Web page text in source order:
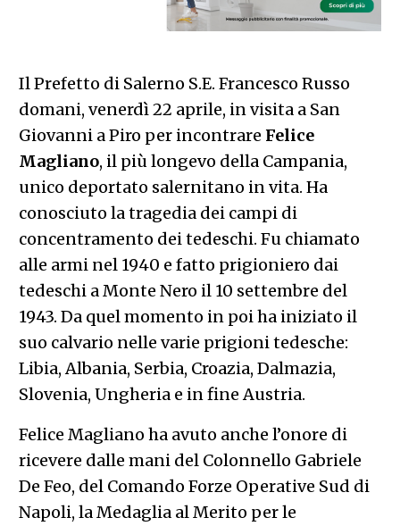
Il Prefetto di Salerno S.E. Francesco Russo
domani, venerdì 22 aprile, in visita a San
Giovanni a Piro per incontrare Felice
Magliano, il più longevo della Campania,
unico deportato salernitano in vita. Ha
conosciuto la tragedia dei campi di
concentramento dei tedeschi. Fu chiamato
alle armi nel 1940 e fatto prigioniero dai
tedeschi a Monte Nero il 10 settembre del
1943. Da quel momento in poi ha iniziato il
suo calvario nelle varie prigioni tedesche:
Libia, Albania, Serbia, Croazia, Dalmazia,
Slovenia, Ungheria e in fine Austria.
Felice Magliano ha avuto anche l’onore di
ricevere dalle mani del Colonnello Gabriele
De Feo, del Comando Forze Operative Sud di
Napoli, la Medaglia al Merito per le